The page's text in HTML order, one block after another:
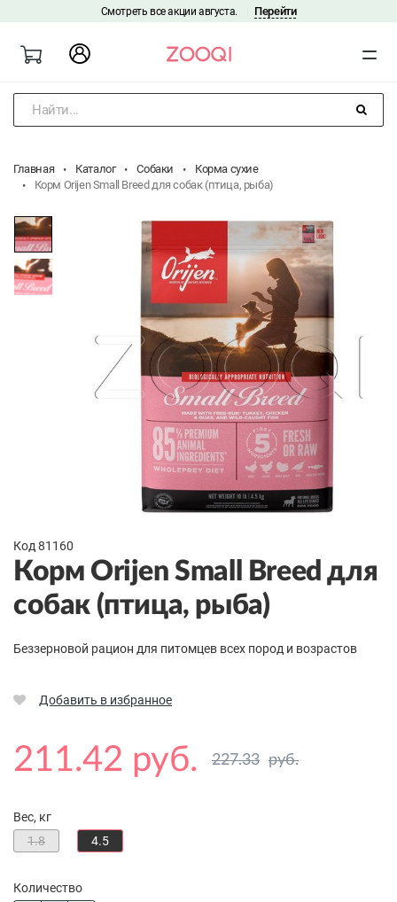
Смотреть все акции августа. Перейти
Найти...
Главная Каталог Собаки
Корма сухие
Корм Orijen Small Breed для собак (птица, рыба)
Код 81160
Корм Orijen Small Breed для
собак (птица, рыба)
Беззерновой рацион для питомцев всех пород и возрастов
Добавить в избранное
211.42 руб. 227.33 руб.
Вес, кг
1.8
4.5
Количество